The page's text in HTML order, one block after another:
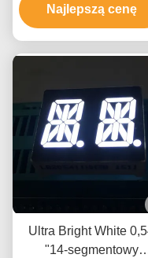
czerwona dla tablicy
rozdzielczej
Najlepszą cenę
Ultra Bright White
"14-segmentowy